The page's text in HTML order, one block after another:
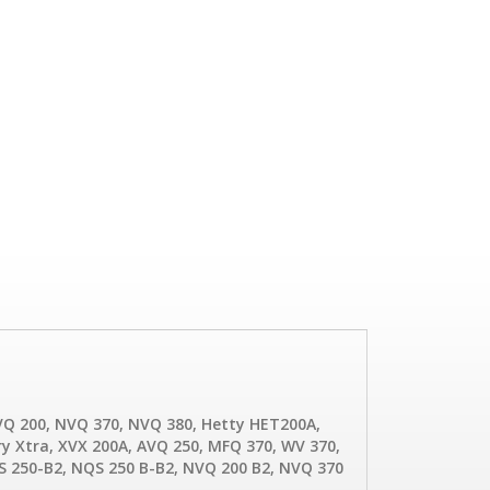
200, NVQ 370, NVQ 380, Hetty HET200A,
Xtra, XVX 200A, AVQ 250, MFQ 370, WV 370,
250-B2, NQS 250 B-B2, NVQ 200 B2, NVQ 370